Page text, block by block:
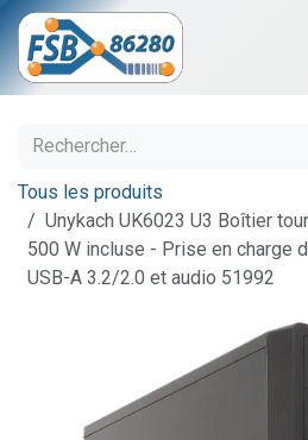
Se rendre au contenu
Tous les produits
Unykach UK6023 U3 Boîtier
500 W incluse - Prise en charge
USB-A 3.2/2.0 et audio 51992